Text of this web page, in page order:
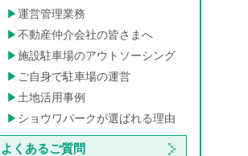
運営管理業務
不動産仲介会社の皆さまへ
施設駐車場のアウトソーシング
ご自身で駐車場の運営
土地活用事例
ショウワパークが選ばれる理由
よくあるご質問